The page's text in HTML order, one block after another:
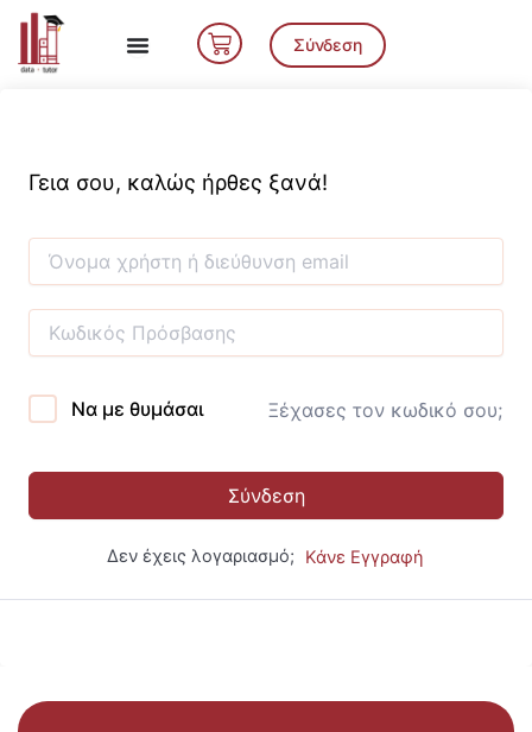
Μετάβαση
περιεχόμενο
Cart Σύνδεση
Γεια σου, καλώς ήρθες ξανά!
Να με θυμάσαι Ξέχασες τον κωδικό σου;
Σύνδεση
Δεν έχεις λογαριασμό; Κάνε Εγγραφή